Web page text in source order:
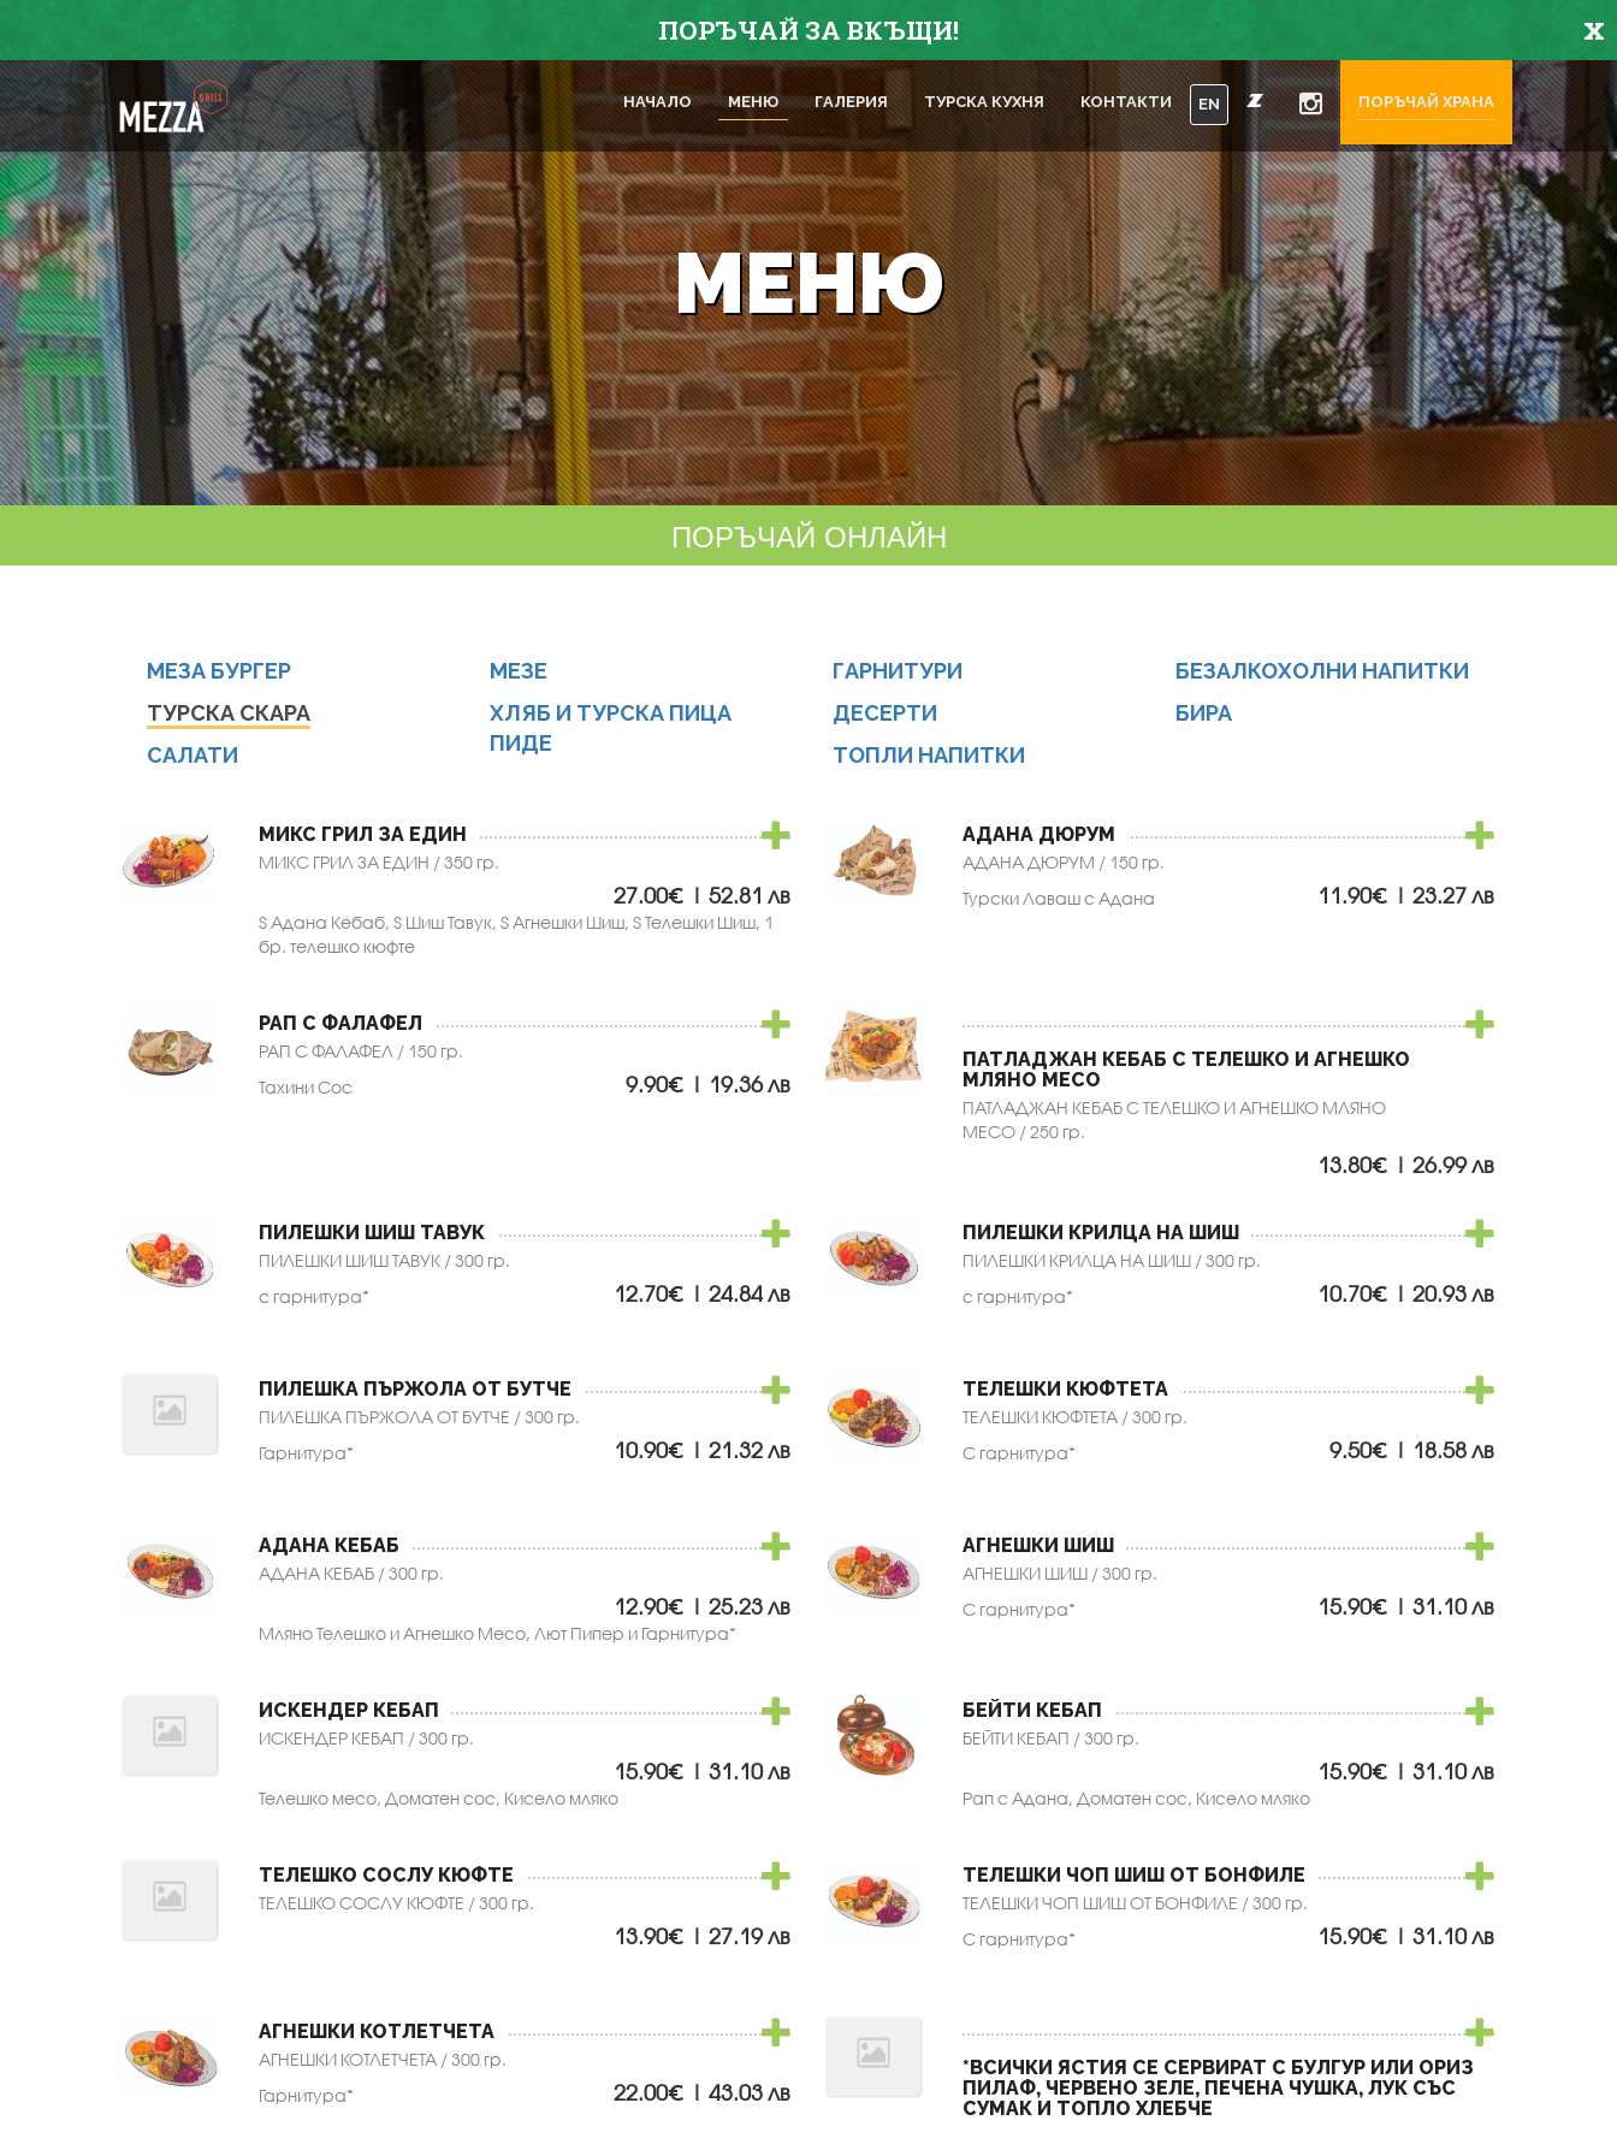
x
ПОРЪЧАЙ ЗА ВКЪЩИ!
НАЧАЛО МЕНЮ ГАЛЕРИЯ ТУРСКА КУХНЯ КОНТАКТИ EN ПОРЪЧАЙ ХРАНА
МЕНЮ
ПОРЪЧАЙ ОНЛАЙН
МЕЗА БУРГЕР
ТУРСКА СКАРА
САЛАТИ
MEЗЕ
ХЛЯБ И ТУРСКА ПИЦА
ПИДЕ
ГАРНИТУРИ
ДЕСЕРТИ
ТОПЛИ НАПИТКИ
БЕЗАЛКОХОЛНИ НАПИТКИ
БИРА
МИКС ГРИЛ ЗА ЕДИН
МИКС ГРИЛ ЗА ЕДИН / 350 гр.
27.00€ | 52.81 лв
½ Адана Кебаб, ½ Шиш Тавук, ½ Агнешки Шиш, ½ Телешки Шиш, 1
бр. телешко кюфте
АДАНА ДЮРУМ
АДАНА ДЮРУМ / 150 гр.
11.90€ | 23.27 лв
Турски Лаваш с Адана
РАП С ФАЛАФЕЛ
РАП С ФАЛАФЕЛ / 150 гр.
9.90€ | 19.36 лв
Тахини Сос
ПАТЛАДЖАН КЕБАБ С ТЕЛЕШКО И АГНЕШКО
МЛЯНО МЕСО
ПАТЛАДЖАН КЕБАБ С ТЕЛЕШКО И АГНЕШКО МЛЯНО
МЕСО / 250 гр.
13.80€ | 26.99 лв
ПИЛЕШКИ ШИШ ТАВУК
ПИЛЕШКИ ШИШ ТАВУК / 300 гр.
12.70€ | 24.84 лв
с гарнитура*
ПИЛЕШКИ КРИЛЦА НА ШИШ
ПИЛЕШКИ КРИЛЦА НА ШИШ / 300 гр.
10.70€ | 20.93 лв
с гарнитура*
ПИЛЕШКА ПЪРЖОЛА ОТ БУТЧЕ
ПИЛЕШКА ПЪРЖОЛА ОТ БУТЧЕ / 300 гр.
10.90€ | 21.32 лв
Гарнитура*
ТЕЛЕШКИ КЮФТЕТА
ТЕЛЕШКИ КЮФТЕТА / 300 гр.
9.50€ | 18.58 лв
С гарнитура*
АДАНА КЕБАБ
АДАНА КЕБАБ / 300 гр.
12.90€ | 25.23 лв
Мляно Телешко и Агнешко Месо, Лют Пипер и Гарнитура*
АГНЕШКИ ШИШ
АГНЕШКИ ШИШ / 300 гр.
15.90€ | 31.10 лв
С гарнитура*
ИСКЕНДЕР КЕБАП
ИСКЕНДЕР КЕБАП / 300 гр.
15.90€ | 31.10 лв
Телешко месо, Доматен сос, Кисело мляко
БЕЙТИ КЕБАП
БЕЙТИ КЕБАП / 300 гр.
15.90€ | 31.10 лв
Рап с Адана, Доматен сос, Кисело мляко
ТЕЛЕШКО СОСЛУ КЮФТЕ
ТЕЛЕШКО СОСЛУ КЮФТЕ / 300 гр.
13.90€ | 27.19 лв
ТЕЛЕШКИ ЧОП ШИШ ОТ БОНФИЛЕ
ТЕЛЕШКИ ЧОП ШИШ ОТ БОНФИЛЕ / 300 гр.
15.90€ | 31.10 лв
С гарнитура*
АГНЕШКИ КОТЛЕТЧЕТА
АГНЕШКИ КОТЛЕТЧЕТА / 300 гр.
22.00€ | 43.03 лв
Гарнитура*
*ВСИЧКИ ЯСТИЯ СЕ СЕРВИРАТ С БУЛГУР ИЛИ ОРИЗ
ПИЛАФ, ЧЕРВЕНО ЗЕЛЕ, ПЕЧЕНА ЧУШКА, ЛУК СЪС
СУМАК И ТОПЛО ХЛЕБЧЕ